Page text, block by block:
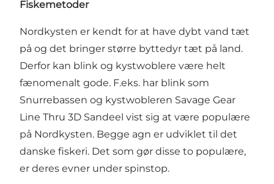
Fiskemetoder
Nordkysten er kendt for at have dybt vand tæt
på og det bringer større byttedyr tæt på land.
Derfor kan blink og kystwoblere være helt
fænomenalt gode. F.eks. har blink som
Snurrebassen og kystwobleren Savage Gear
Line Thru 3D Sandeel vist sig at være populære
på Nordkysten. Begge agn er udviklet til det
danske fiskeri. Det som gør disse to populære,
er deres evner under spinstop.